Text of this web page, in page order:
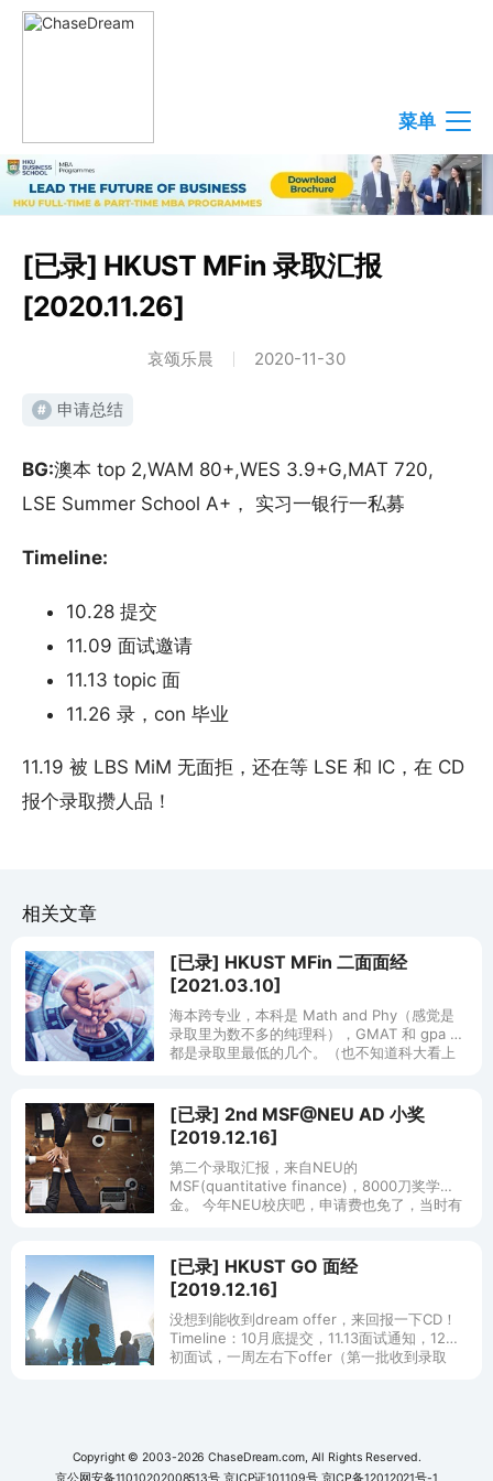
菜单
[已录] HKUST MFin 录取汇报
[2020.11.26]
哀颂乐晨 2020-11-30
# 申请总结
BG:澳本 top 2,WAM 80+,WES 3.9+G,MAT 720,
LSE Summer School A+， 实习一银行一私募
Timeline:
10.28 提交
11.09 面试邀请
11.13 topic 面
11.26 录，con 毕业
11.19 被 LBS MiM 无面拒，还在等 LSE 和 IC，在 CD
报个录取攒人品！
相关文章
[已录] HKUST MFin 二面面经
[2021.03.10]
海本跨专业，本科是 Math and Phy（感觉是
录取里为数不多的纯理科），GMAT 和 gpa 也
都是录取里最低的几个。（也不知道科大看上
[已录] 2nd MSF@NEU AD 小奖
[2019.12.16]
第二个录取汇报，来自NEU的
MSF(quantitative finance)，8000刀奖学
金。 今年NEU校庆吧，申请费也免了，当时有
[已录] HKUST GO 面经
[2019.12.16]
没想到能收到dream offer，来回报一下CD！
Timeline：10月底提交，11.13面试通知，12月
初面试，一周左右下offer（第一批收到录取
Copyright © 2003-2026 ChaseDream.com, All Rights Reserved.